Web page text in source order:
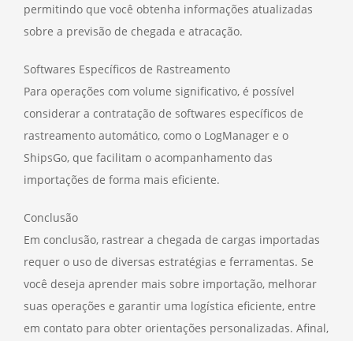
permitindo que você obtenha informações atualizadas
sobre a previsão de chegada e atracação.
Softwares Específicos de Rastreamento
Para operações com volume significativo, é possível
considerar a contratação de softwares específicos de
rastreamento automático, como o LogManager e o
ShipsGo, que facilitam o acompanhamento das
importações de forma mais eficiente.
Conclusão
Em conclusão, rastrear a chegada de cargas importadas
requer o uso de diversas estratégias e ferramentas. Se
você deseja aprender mais sobre importação, melhorar
suas operações e garantir uma logística eficiente, entre
em contato para obter orientações personalizadas. Afinal,